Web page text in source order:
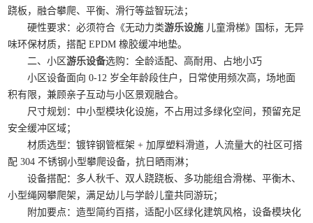
跷板，融合攀爬、平衡、滑行等益智玩法；
硬性要求：必须符合《无动力类游乐设施 儿童滑梯》国标，无异
味环保材质，搭配 EPDM 橡胶缓冲地垫。
二、小区游乐设备选购：全龄适配、高耐用、占地小巧
小区设备面向 0-12 岁全年龄段住户，日常使用频次高，场地面
积有限，兼顾亲子互动与小区景观融合。
尺寸规划：中小型模块化设施，不占用过多绿化空间，预留充足
安全缓冲区域；
材质选型：镀锌钢管框架 + 加厚塑料滑道，人流量大的社区可搭
配 304 不锈钢小型攀爬设备，抗日晒雨淋；
设备搭配：多人秋千、双人跷跷板、多功能组合滑梯、平衡木、
小型绳网攀爬架，满足幼儿与学龄儿童共同游玩；
附加要点：造型简约百搭，适配小区绿化建筑风格，设备模块化